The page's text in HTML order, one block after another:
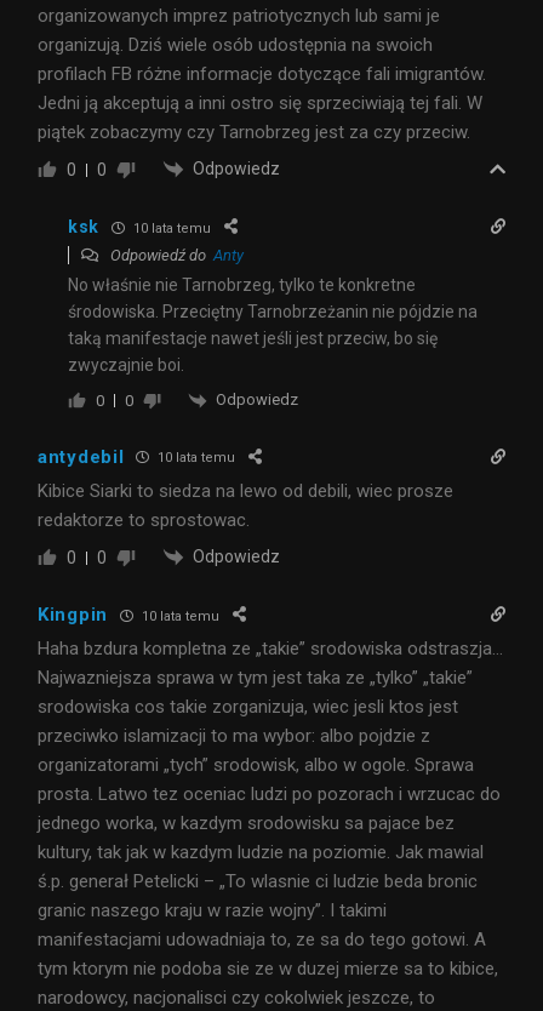
organizowanych imprez patriotycznych lub sami je
organizują. Dziś wiele osób udostępnia na swoich
profilach FB różne informacje dotyczące fali imigrantów.
Jedni ją akceptują a inni ostro się sprzeciwiają tej fali. W
piątek zobaczymy czy Tarnobrzeg jest za czy przeciw.
0 0 Odpowiedz
ksk 10 lata temu
Odpowiedź doAnty
No właśnie nie Tarnobrzeg, tylko te konkretne
środowiska. Przeciętny Tarnobrzeżanin nie pójdzie na
taką manifestacje nawet jeśli jest przeciw, bo się
zwyczajnie boi.
0 0 Odpowiedz
antydebil 10 lata temu
Kibice Siarki to siedza na lewo od debili, wiec prosze
redaktorze to sprostowac.
0 0 Odpowiedz
Kingpin 10 lata temu
Haha bzdura kompletna ze „takie” srodowiska odstraszja…
Najwazniejsza sprawa w tym jest taka ze „tylko” „takie”
srodowiska cos takie zorganizuja, wiec jesli ktos jest
przeciwko islamizacji to ma wybor: albo pojdzie z
organizatorami „tych” srodowisk, albo w ogole. Sprawa
prosta. Latwo tez oceniac ludzi po pozorach i wrzucac do
jednego worka, w kazdym srodowisku sa pajace bez
kultury, tak jak w kazdym ludzie na poziomie. Jak mawial
ś.p. generał Petelicki – „To wlasnie ci ludzie beda bronic
granic naszego kraju w razie wojny”. I takimi
manifestacjami udowadniaja to, ze sa do tego gotowi. A
tym ktorym nie podoba sie ze w duzej mierze sa to kibice,
narodowcy, nacjonalisci czy cokolwiek jeszcze, to